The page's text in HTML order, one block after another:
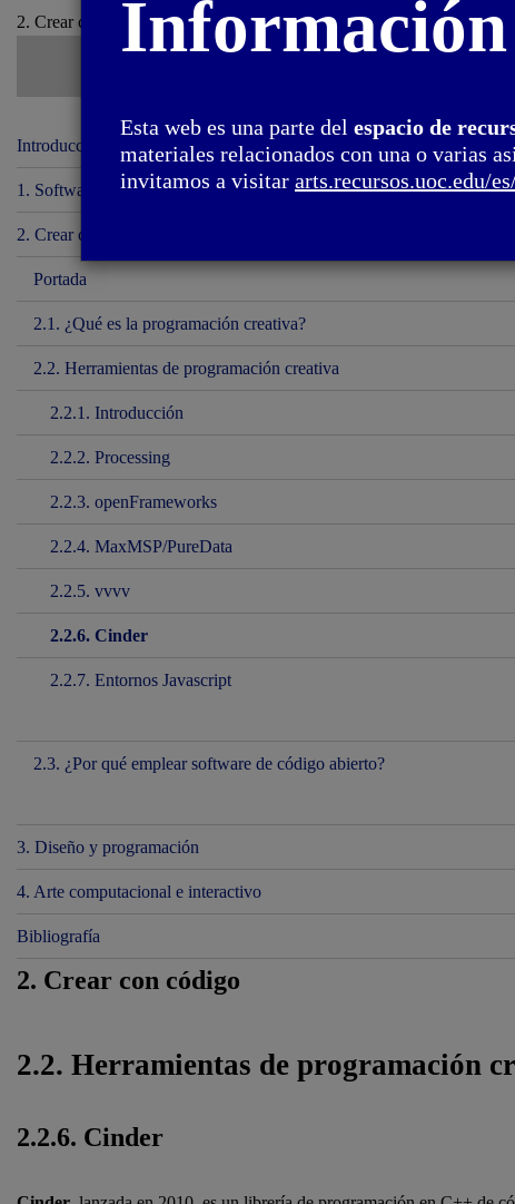
2. Crear con código / 2.2. Herramientas de programación creativa
Introducción
1. Software
2. Crear con código
Portada
2.1. ¿Qué es la programación creativa?
2.2. Herramientas de programación creativa
2.2.1. Introducción
2.2.2. Processing
2.2.3. openFrameworks
2.2.4. MaxMSP/PureData
2.2.5. vvvv
2.2.6. Cinder
2.2.7. Entornos Javascript
2.3. ¿Por qué emplear software de código abierto?
3. Diseño y programación
4. Arte computacional e interactivo
Bibliografía
2. Crear con código
2.2. Herramientas de programación
2.2.6. Cinder
Información
Esta web es una parte del espacio de
materiales relacionados con una o varias
invitamos a visitar arts.recursos.uoc.edu/